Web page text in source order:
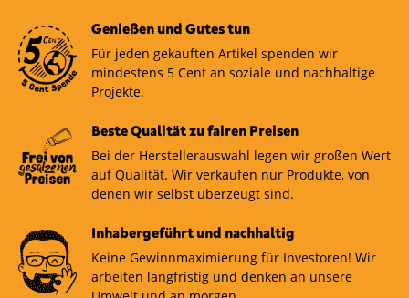
Genießen und Gutes tun
Für jeden gekauften Artikel spenden wir
mindestens 5 Cent an soziale und nachhaltige
Projekte.
Beste Qualität zu fairen Preisen
Bei der Herstellerauswahl legen wir großen Wert
auf Qualität. Wir verkaufen nur Produkte, von
denen wir selbst überzeugt sind.
Inhabergeführt und nachhaltig
Keine Gewinnmaximierung für Investoren! Wir
arbeiten langfristig und denken an unsere